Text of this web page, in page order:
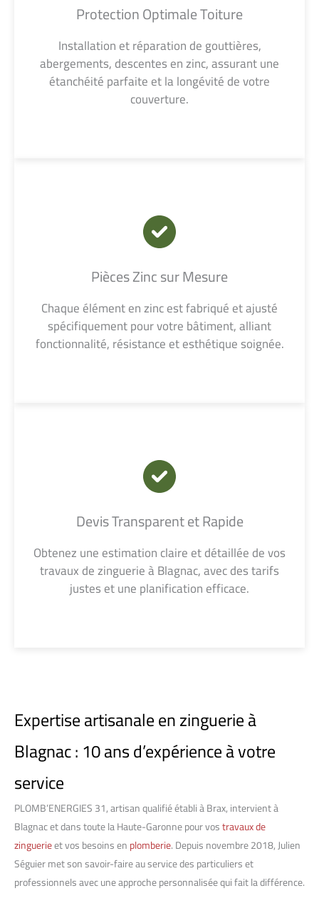
Protection Optimale Toiture
Installation et réparation de gouttières,
abergements, descentes en zinc, assurant une
étanchéité parfaite et la longévité de votre
couverture.
Pièces Zinc sur Mesure
Chaque élément en zinc est fabriqué et ajusté
spécifiquement pour votre bâtiment, alliant
fonctionnalité, résistance et esthétique soignée.
Devis Transparent et Rapide
Obtenez une estimation claire et détaillée de vos
travaux de zinguerie à Blagnac, avec des tarifs
justes et une planification efficace.
Expertise artisanale en zinguerie à
Blagnac : 10 ans d’expérience à votre
service
PLOMB’ENERGIES 31, artisan qualifié établi à Brax, intervient à
Blagnac et dans toute la Haute-Garonne pour vostravaux de
zinguerieet vos besoins enplomberie. Depuis novembre 2018, Julien
Séguier met son savoir-faire au service des particuliers et
professionnels avec une approche personnalisée qui fait la différence.